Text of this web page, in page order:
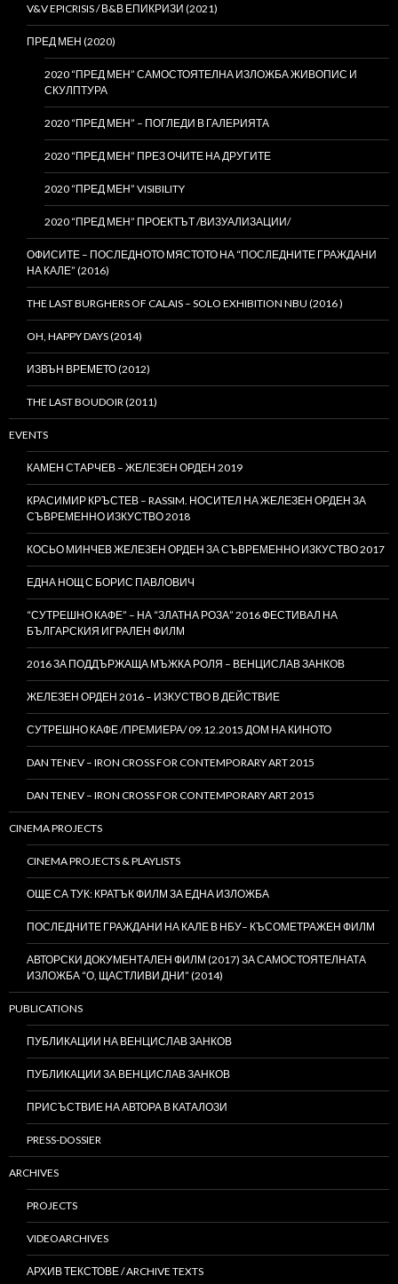
V&V EPICRISIS / В&В ЕПИКРИЗИ (2021)
ПРЕД МЕН (2020)
2020 “ПРЕД МЕН” САМОСТОЯТЕЛНА ИЗЛОЖБА ЖИВОПИС И
СКУЛПТУРА
2020 “ПРЕД МЕН” – ПОГЛЕДИ В ГАЛЕРИЯТА
2020 “ПРЕД МЕН” ПРЕЗ ОЧИТЕ НА ДРУГИТЕ
2020 “ПРЕД МЕН” VISIBILITY
2020 “ПРЕД МЕН” ПРОЕКТЪТ /ВИЗУАЛИЗАЦИИ/
ОФИСИТЕ – ПОСЛЕДНОТО МЯСТОТО НА “ПОСЛЕДНИТЕ ГРАЖДАНИ
НА КАЛЕ” (2016)
THE LAST BURGHERS OF CALAIS – SOLO EXHIBITION NBU (2016 )
OH, HAPPY DAYS (2014)
ИЗВЪН ВРЕМЕТО (2012)
THE LAST BOUDOIR (2011)
EVENTS
КАМЕН СТАРЧЕВ – ЖЕЛЕЗЕН ОРДЕН 2019
КРАСИМИР КРЪСТЕВ – RASSIM. НОСИТЕЛ НА ЖЕЛЕЗЕН ОРДЕН ЗА
СЪВРЕМЕННО ИЗКУСТВО 2018
КОСЬО МИНЧЕВ ЖЕЛЕЗЕН ОРДЕН ЗА СЪВРЕМЕННО ИЗКУСТВО 2017
ЕДНА НОЩ С БОРИС ПАВЛОВИЧ
“СУТРЕШНО КАФЕ” – НА “ЗЛАТНА РОЗА” 2016 ФЕСТИВАЛ НА
БЪЛГАРСКИЯ ИГРАЛЕН ФИЛМ
2016 ЗА ПОДДЪРЖАЩА МЪЖКА РОЛЯ – ВЕНЦИСЛАВ ЗАНКОВ
ЖЕЛЕЗЕН ОРДЕН 2016 – ИЗКУСТВО В ДЕЙСТВИЕ
СУТРЕШНО КАФЕ /ПРЕМИЕРА/ 09.12.2015 ДОМ НА КИНОТО
DAN TENEV – IRON CROSS FOR CONTEMPORARY ART 2015
DAN TENEV – IRON CROSS FOR CONTEMPORARY ART 2015
CINEMA PROJECTS
CINEMA PROJECTS & PLAYLISTS
ОЩЕ СА ТУК: КРАТЪК ФИЛМ ЗА ЕДНА ИЗЛОЖБА
ПОСЛЕДНИТЕ ГРАЖДАНИ НА КАЛЕ В НБУ– КЪСОМЕТРАЖЕН ФИЛМ
АВТОРСКИ ДОКУМЕНТАЛЕН ФИЛМ (2017) ЗА САМОСТОЯТЕЛНАТА
ИЗЛОЖБА “О, ЩАСТЛИВИ ДНИ” (2014)
PUBLICATIONS
ПУБЛИКАЦИИ НА ВЕНЦИСЛАВ ЗАНКОВ
ПУБЛИКАЦИИ ЗА ВЕНЦИСЛАВ ЗАНКОВ
ПРИСЪСТВИЕ НА АВТОРА В КАТАЛОЗИ
PRESS-DOSSIER
ARCHIVES
PROJECTS
VIDEOARCHIVES
АРХИВ ТЕКСТОВЕ / ARCHIVE TEXTS